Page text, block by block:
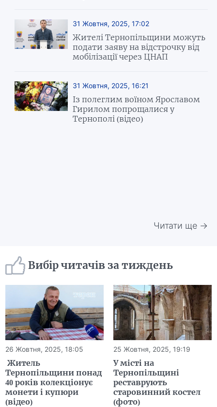
31 Жовтня, 2025, 17:02
Жителі Тернопільщини можуть
подати заяву на відстрочку від
мобілізації через ЦНАП
31 Жовтня, 2025, 16:21
Із полеглим воїном Ярославом
Гирилом попрощалися у
Тернополі (відео)
Читати ще →
Вибір читачів за тиждень
26 Жовтня, 2025, 18:05
Житель
Тернопільщини понад
40 років колекціонує
монети і купюри
(відео)
25 Жовтня, 2025, 19:19
У місті на
Тернопільщині
реставрують
старовинний костел
(фото)